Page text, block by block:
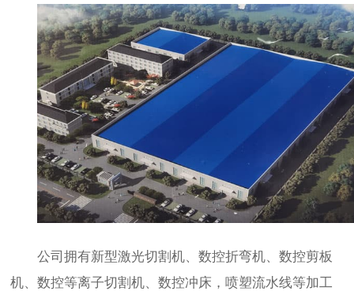
公司拥有新型激光切割机、数控折弯机、数控剪板
机、数控等离子切割机、数控冲床，喷塑流水线等加工